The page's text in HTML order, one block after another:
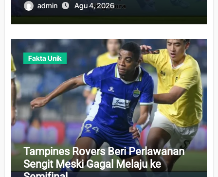
admin Agu 4, 2026
Fakta Unik
Tampines Rovers Beri Perlawanan
Sengit Meski Gagal Melaju ke